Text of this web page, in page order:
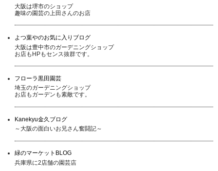
大阪は堺市のショップ
趣味の園芸の上田さんのお店
よつ葉やのお気に入りブログ
大阪は豊中市のガーデニングショップ
お店もHPもセンス抜群です。
フローラ黒田園芸
埼玉のガーデニングショップ
お店もガーデンも素敵です。
Kanekyu金久ブログ
～大阪の面白いお兄さん奮闘記～
緑のマーケットBLOG
兵庫県に2店舗の園芸店